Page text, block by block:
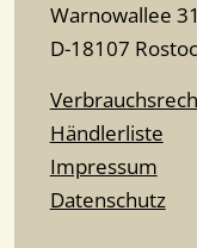
Warnowallee
D-18107
Händlerliste
Impressum
Datenschutz